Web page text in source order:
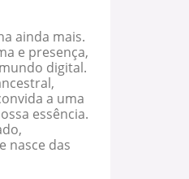
ainda mais.
e presença,
digital.
a uma
essência.
nasce das